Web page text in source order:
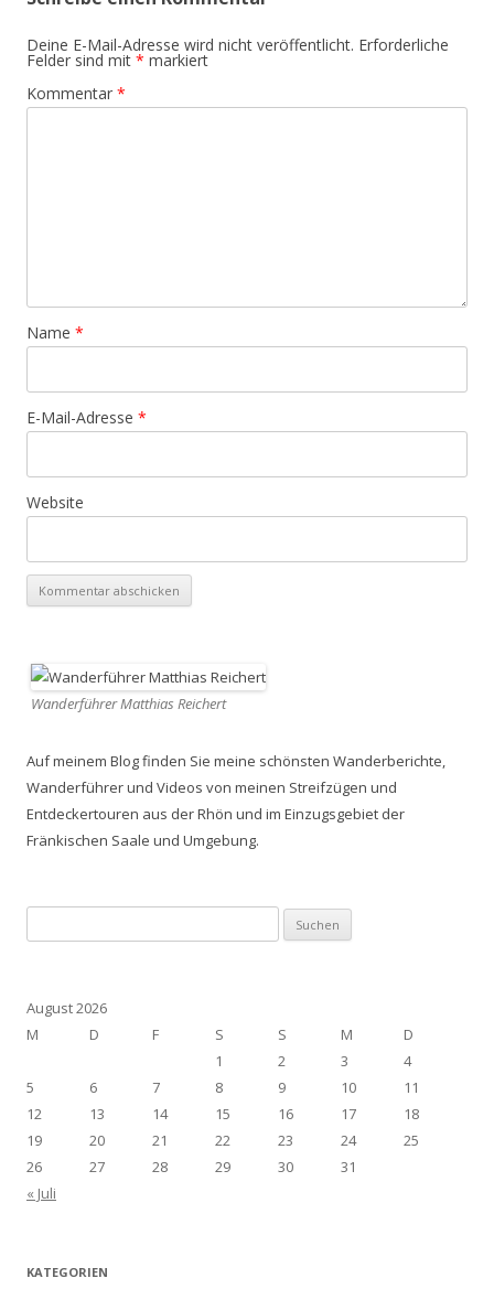
Deine E-Mail-Adresse wird nicht veröffentlicht. Erforderliche
Felder sind mit * markiert
Kommentar *
Name *
E-Mail-Adresse *
Website
Wanderführer Matthias Reichert
Auf meinem Blog finden Sie meine schönsten Wanderberichte,
Wanderführer und Videos von meinen Streifzügen und
Entdeckertouren aus der Rhön und im Einzugsgebiet der
Fränkischen Saale und Umgebung.
nach:
August 2026
M
D F S S M
D
1
2 3
4
5
6 7 8 9 10
11
12
13 14 15 16 17
18
19
20 21 22 23 24
25
26
27 28 29 30
31
« Juli
KATEGORIEN